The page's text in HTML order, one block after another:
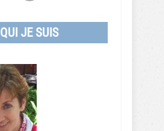
QUI JE SUIS